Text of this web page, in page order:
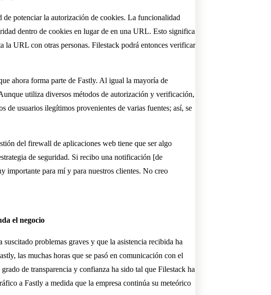
potenciar la autorización de cookies. La funcionalidad
dentro de cookies en lugar de en una URL. Esto significa
la URL con otras personas. Filestack podrá entonces verificar
ahora forma parte de Fastly. Al igual la mayoría de
utiliza diversos métodos de autorización y verificación,
de usuarios ilegítimos provenientes de varias fuentes; así, se
del firewall de aplicaciones web tiene que ser algo
de seguridad. Si recibo una notificación [de
importante para mí y para nuestros clientes. No creo
el negocio
problemas graves y que la asistencia recibida ha
las muchas horas que se pasó en comunicación con el
de transparencia y confianza ha sido tal que Filestack ha
a Fastly a medida que la empresa continúa su meteórico